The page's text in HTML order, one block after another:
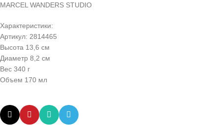
MARCEL WANDERS STUDIO
Характеристики:
Артикул: 2814465
Высота 13,6 см
Диаметр 8,2 см
Вес 340 г
Объем 170 мл